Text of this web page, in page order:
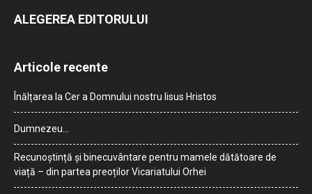
ALEGEREA EDITORULUI
Articole recente
Înălțarea la Cer a Domnului nostru Iisus Hristos
Dumnezeu…
Recunoștință și binecuvântare pentru mamele dătătoare de
viață – din partea preoților Vicariatului Orhei